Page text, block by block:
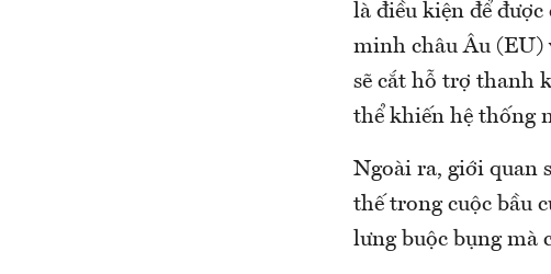
là điều kiện để
minh châu Âu (EU)
sẽ cắt hỗ trợ thanh
thể khiến hệ thống
Ngoài ra, giới quan
thế trong cuộc bầu
lưng buộc bụng mà